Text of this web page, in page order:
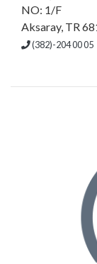
NO: 1/F
Aksaray, TR
(382)-204 00 05